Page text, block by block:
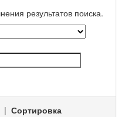
результатов поиска.
| Сортировка